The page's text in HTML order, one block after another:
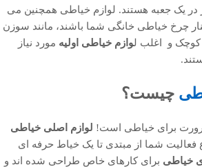
در یک جعبه هستند. لوازم خیاطی همچنین می
چرخ خیاطی خانگی شما باشند، مانند سوزن
و اغلب لوازم خیاطی اولیه مورد نیاز
چیست؟
برای خیاطی است! لوازم اصلی خیاطی
فعالیت شما از مبتدی تا یک خیاط حرفه ای
خیاطی برای کارهای خاص طراحی شده اند و